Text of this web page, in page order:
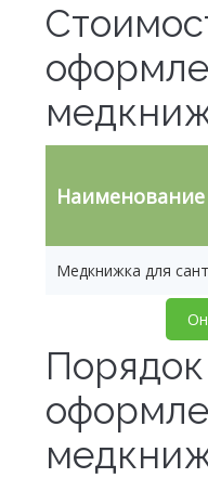
Наименование
Медкнижка для
Порядок